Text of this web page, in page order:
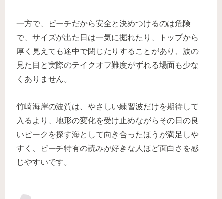
一方で、ビーチだから安全と決めつけるのは危険
で、サイズが出た日は一気に掘れたり、トップから
厚く見えても途中で閉じたりすることがあり、波の
見た目と実際のテイクオフ難度がずれる場面も少な
くありません。
竹崎海岸の波質は、やさしい練習波だけを期待して
入るより、地形の変化を受け止めながらその日の良
いピークを探す海として向き合ったほうが満足しや
すく、ビーチ特有の読みが好きな人ほど面白さを感
じやすいです。